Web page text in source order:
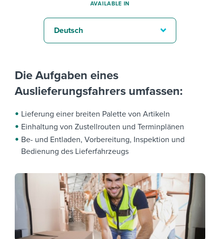
Die Aufgaben eines
Auslieferungsfahrers umfassen:
Lieferung einer breiten Palette von Artikeln
Einhaltung von Zustellrouten und Terminplänen
Be- und Entladen, Vorbereitung, Inspektion und
Bedienung des Lieferfahrzeugs
AVAILABLE IN
Deutsch